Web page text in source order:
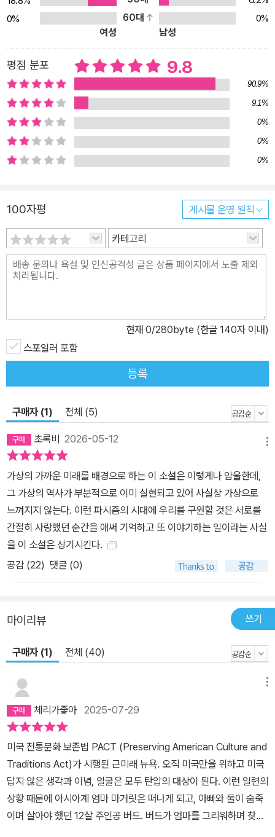
스파이 색출 작전, 2022년 증거 불충분으로 공식 종료)를 연상케 한
다. 내부의 혼란을 잠재우기 위해 외부의 적을 상정하고, 차이를 혐오
로 환원하는 논리는 소설에만 존재하지 않는다. 설레스트 잉은 디스
고립을 정면으로 바라본다. 나날이 견고해지는 분리의 장벽 앞에서
소설은 언어와 이야기만이 되살릴 수 있는 힘과 기억이 있음을 증명
해 보인다. 행진의 권리가 보장되지 않는 거리 위에 적힌 구호 한 줄,
앞뒤가 잘려나간 시詩 한 토막. 이야기 조각을 단서 삼아 어머니의 흔
적을 추적해나가는 버드의 여정은 빼앗긴 삶을 회복하고 잃어버린 유
산을 재건하는 과정과 맞물린다. 지워진 존재를 불러내고, 공통의 기
“설레스트 잉은 소설가 그 이상이다” 〈뉴욕타임스〉 경계를 허물고 집
합의 크기를 넓히는 작가 설레스트 잉 최신작! 설레스트 잉은 한 인터
뷰에서 학교에서 유일한 아시아계 학생이던 어린 시절을 회상했다.
주변은 대체로 호의적이었고 비교적 평범한 어린 시절을 보냈으나 그
럼에도 자신이 ‘조금 다른 존재’처럼 느껴졌다고. 내부자이면서 외부
그러나 존재를 드러낸다는 일은 동시에 위협과 공격의 대상이 되는
일이기도 했다. 그리고 머지않아 팬데믹이라는 전지구적 위기가 덮쳤
고 작가는 《우리의 잃어버린 심장》을 쓰기 시작했다. 쓰지 않으려 애
썼으나 쓰지 않고는 버틸 수 없던 이야기. 설레스트 잉은 이 작품이 어
록이라고 밝혔다. 이야기의 힘을 믿으며 ‘내일의 헤드라인을 써내려
가는’ 작가 설레스트 잉. 그의 음성이 다시 한번 희망의 불씨를 지핀
다.
0%
60대
0%
여성
남성
평점 분포 9.8
90.9%
9.1%
0%
0%
0%
100자평 게시물 운영 원칙
카테고리
현재 0/280byte (한글 140자 이내)
스포일러 포함
등록
구매자 (1) 전체 (5)
초록비 2026-05-12
가상의 가까운 미래를 배경으로 하는 이 소설은 이렇게나 암울한데,
그 가상의 역사가 부분적으로 이미 실현되고 있어 사실상 가상으로
느껴지지 않는다. 이런 파시즘의 시대에 우리를 구원할 것은 서로를
간절히 사랑했던 순간을 애써 기억하고 또 이야기하는 일이라는 사실
을 이 소설은 상기시킨다.
공감 (22) 댓글 (0)
마이리뷰 쓰기
구매자 (1) 전체 (40)
체리가좋아2025-07-29
미국 전통문화 보존법 PACT (Preserving American Culture and
Traditions Act)가 시행된 근미래 뉴욕. 오직 미국만을 위하고 미국
답지 않은 생각과 이념, 얼굴은 모두 탄압의 대상이 된다. 이런 일련의
상황 때문에 아시아계 엄마 마거릿은 떠나게 되고, 아빠와 둘이 숨죽
이며 살아야 했던 12살 주인공 버드. 버드가 엄마를 그리워하며 찾아